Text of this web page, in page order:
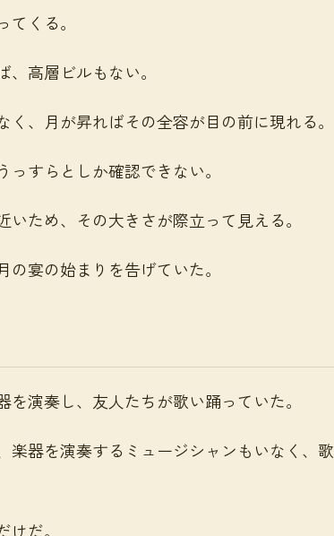
くる。
高層ビルもない。
、月が昇ればその全容が目の前に現れる。
すらとしか確認できない。
ため、その大きさが際立って見える。
宴の始まりを告げていた。
演奏し、友人たちが歌い踊っていた。
楽器を演奏するミュージシャンもいなく、歌
だ。